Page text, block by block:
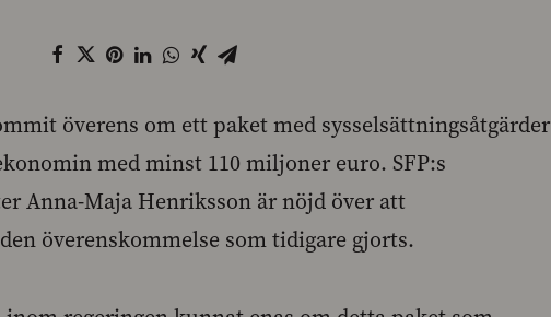
överens om ett paket med sysselsättningsåtgärder
med minst 110 miljoner euro. SFP:s
Anna-Maja Henriksson är nöjd över att
överenskommelse som tidigare gjorts.